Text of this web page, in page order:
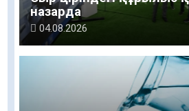
назарда
04.08.2026